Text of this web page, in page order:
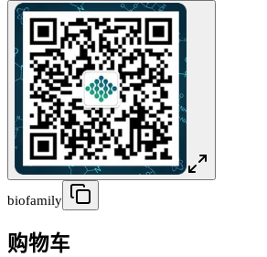
biofamily
购物车